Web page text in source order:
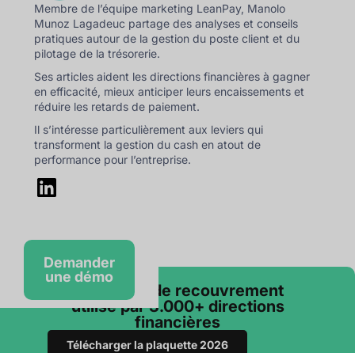
Membre de l’équipe marketing LeanPay, Manolo
Munoz Lagadeuc partage des analyses et conseils
pratiques autour de la gestion du poste client et du
pilotage de la trésorerie.
Ses articles aident les directions financières à gagner
en efficacité, mieux anticiper leurs encaissements et
réduire les retards de paiement.
Il s’intéresse particulièrement aux leviers qui
transforment la gestion du cash en atout de
performance pour l’entreprise.
Demander
une démo
Le logiciel de recouvrement
utilisé par 3.000+ directions
financières
Télécharger la plaquette 2026